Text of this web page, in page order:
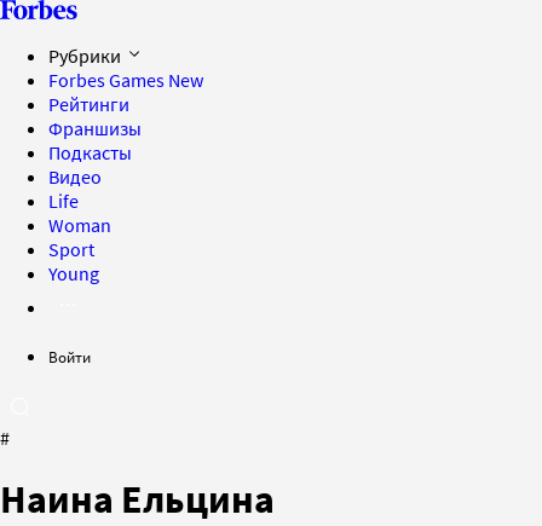
Рубрики
Forbes Games New
Рейтинги
Франшизы
Подкасты
Видео
Life
Woman
Sport
Young
Войти
#
Наина Ельцина